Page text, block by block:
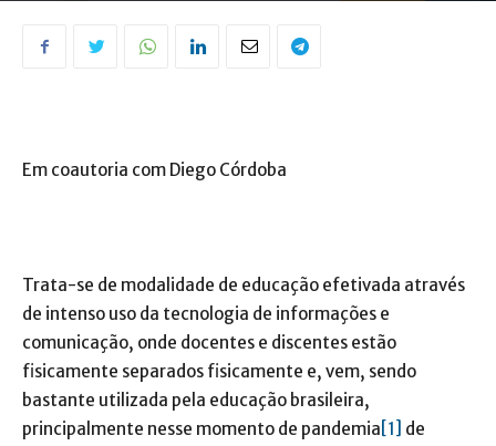
Em coautoria com Diego Córdoba
Trata-se de modalidade de educação efetivada através
de intenso uso da tecnologia de informações e
comunicação, onde docentes e discentes estão
fisicamente separados fisicamente e, vem, sendo
bastante utilizada pela educação brasileira,
principalmente nesse momento de pandemia [1]
de